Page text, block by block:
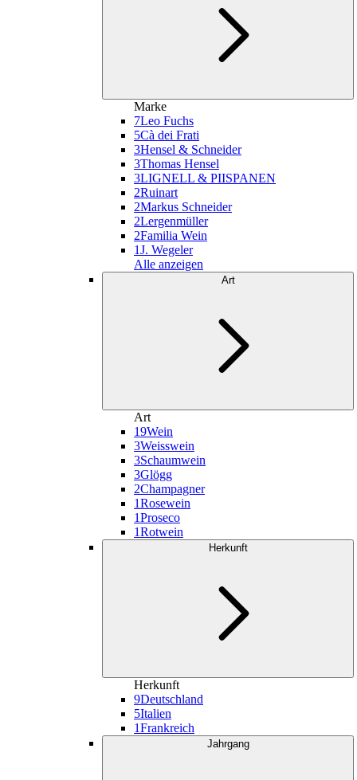
Marke
7Leo Fuchs
5Cà dei Frati
3Hensel & Schneider
3Thomas Hensel
3LIGNELL & PIISPANEN
2Ruinart
2Markus Schneider
2Lergenmüller
2Familia Wein
1J. Wegeler
Alle anzeigen
Art
Art
19Wein
3Weisswein
3Schaumwein
3Glögg
2Champagner
1Rosewein
1Proseco
1Rotwein
Herkunft
Herkunft
9Deutschland
5Italien
1Frankreich
Jahrgang